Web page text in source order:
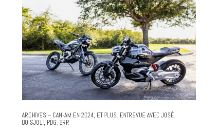
ARCHIVES – CAN-AM EN 2024, ET PLUS. ENTREVUE AVEC JOSÉ
BOISJOLI, PDG, BRP.